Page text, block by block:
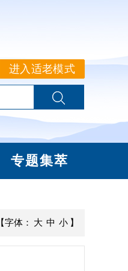
进入适老模式
专题集萃
【字体： 大 中 小 】